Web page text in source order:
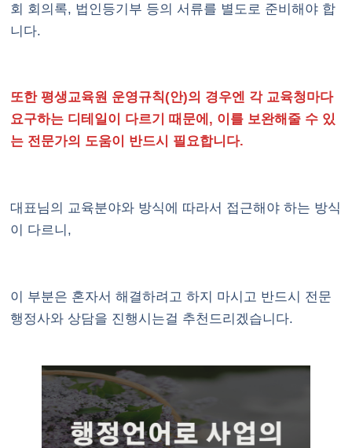
회 회의록, 법인등기부 등의 서류를 별도로 준비해야 합
니다.
또한 평생교육원 운영규칙(안)의 경우엔 각 교육청마다
요구하는 디테일이 다르기 때문에, 이를 보완해줄 수 있
는 전문가의 도움이 반드시 필요합니다.
대표님의 교육분야와 방식에 따라서 접근해야 하는 방식
이 다르니,
이 부분은 혼자서 해결하려고 하지 마시고 반드시 전문
행정사와 상담을 진행시는걸 추천드리겠습니다.